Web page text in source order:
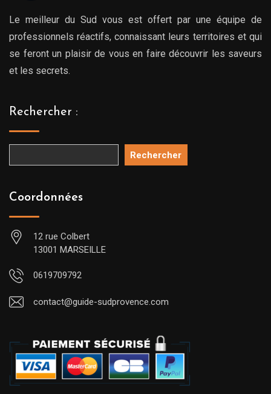
Le meilleur du Sud vous est offert par une équipe de
professionnels réactifs, connaissant leurs territoires et qui
se feront un plaisir de vous en faire découvrir les saveurs
et les secrets.
Rechercher :
Rechercher
Coordonnées
12 rue Colbert
13001 MARSEILLE
0619709792
contact@guide-sudprovence.com